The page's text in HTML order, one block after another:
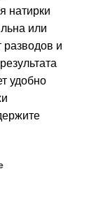
натирки
или
и
удобно